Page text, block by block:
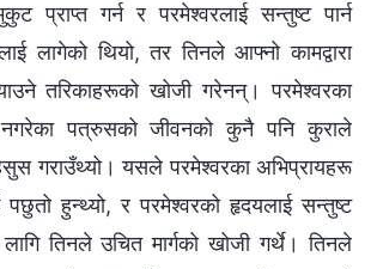
प्राप्त गर्न र परमेश्‍वरलाई सन्तुष्ट पार्न
लागेको थियो, तर तिनले आफ्‍नो कामद्वारा
तरिकाहरूको खोजी गरेनन्। परमेश्‍वरका
नगरेका पत्रुसको जीवनको कुनै पनि कुराले
गराउँथ्यो। यसले परमेश्‍वरका अभिप्रायहरू
पछुतो हुन्थ्यो, र परमेश्‍वरको हृदयलाई सन्तुष्ट
लागि तिनले उचित मार्गको खोजी गर्थे। तिनले